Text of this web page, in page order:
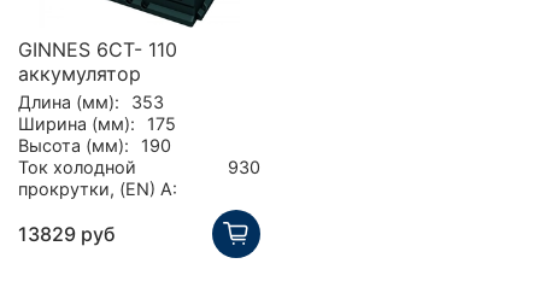
GINNES 6CT- 110
аккумулятор
Длина (мм):
353
Ширина (мм):
175
Высота (мм):
190
Ток холодной
прокрутки, (EN) А:
930
13829 руб